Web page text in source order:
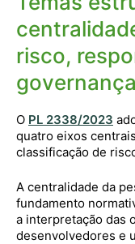
risco,
governança
O PL 2338/2023
quatro eixos
classificação de
A centralidade da
fundamento
a interpretação das
desenvolvedores e